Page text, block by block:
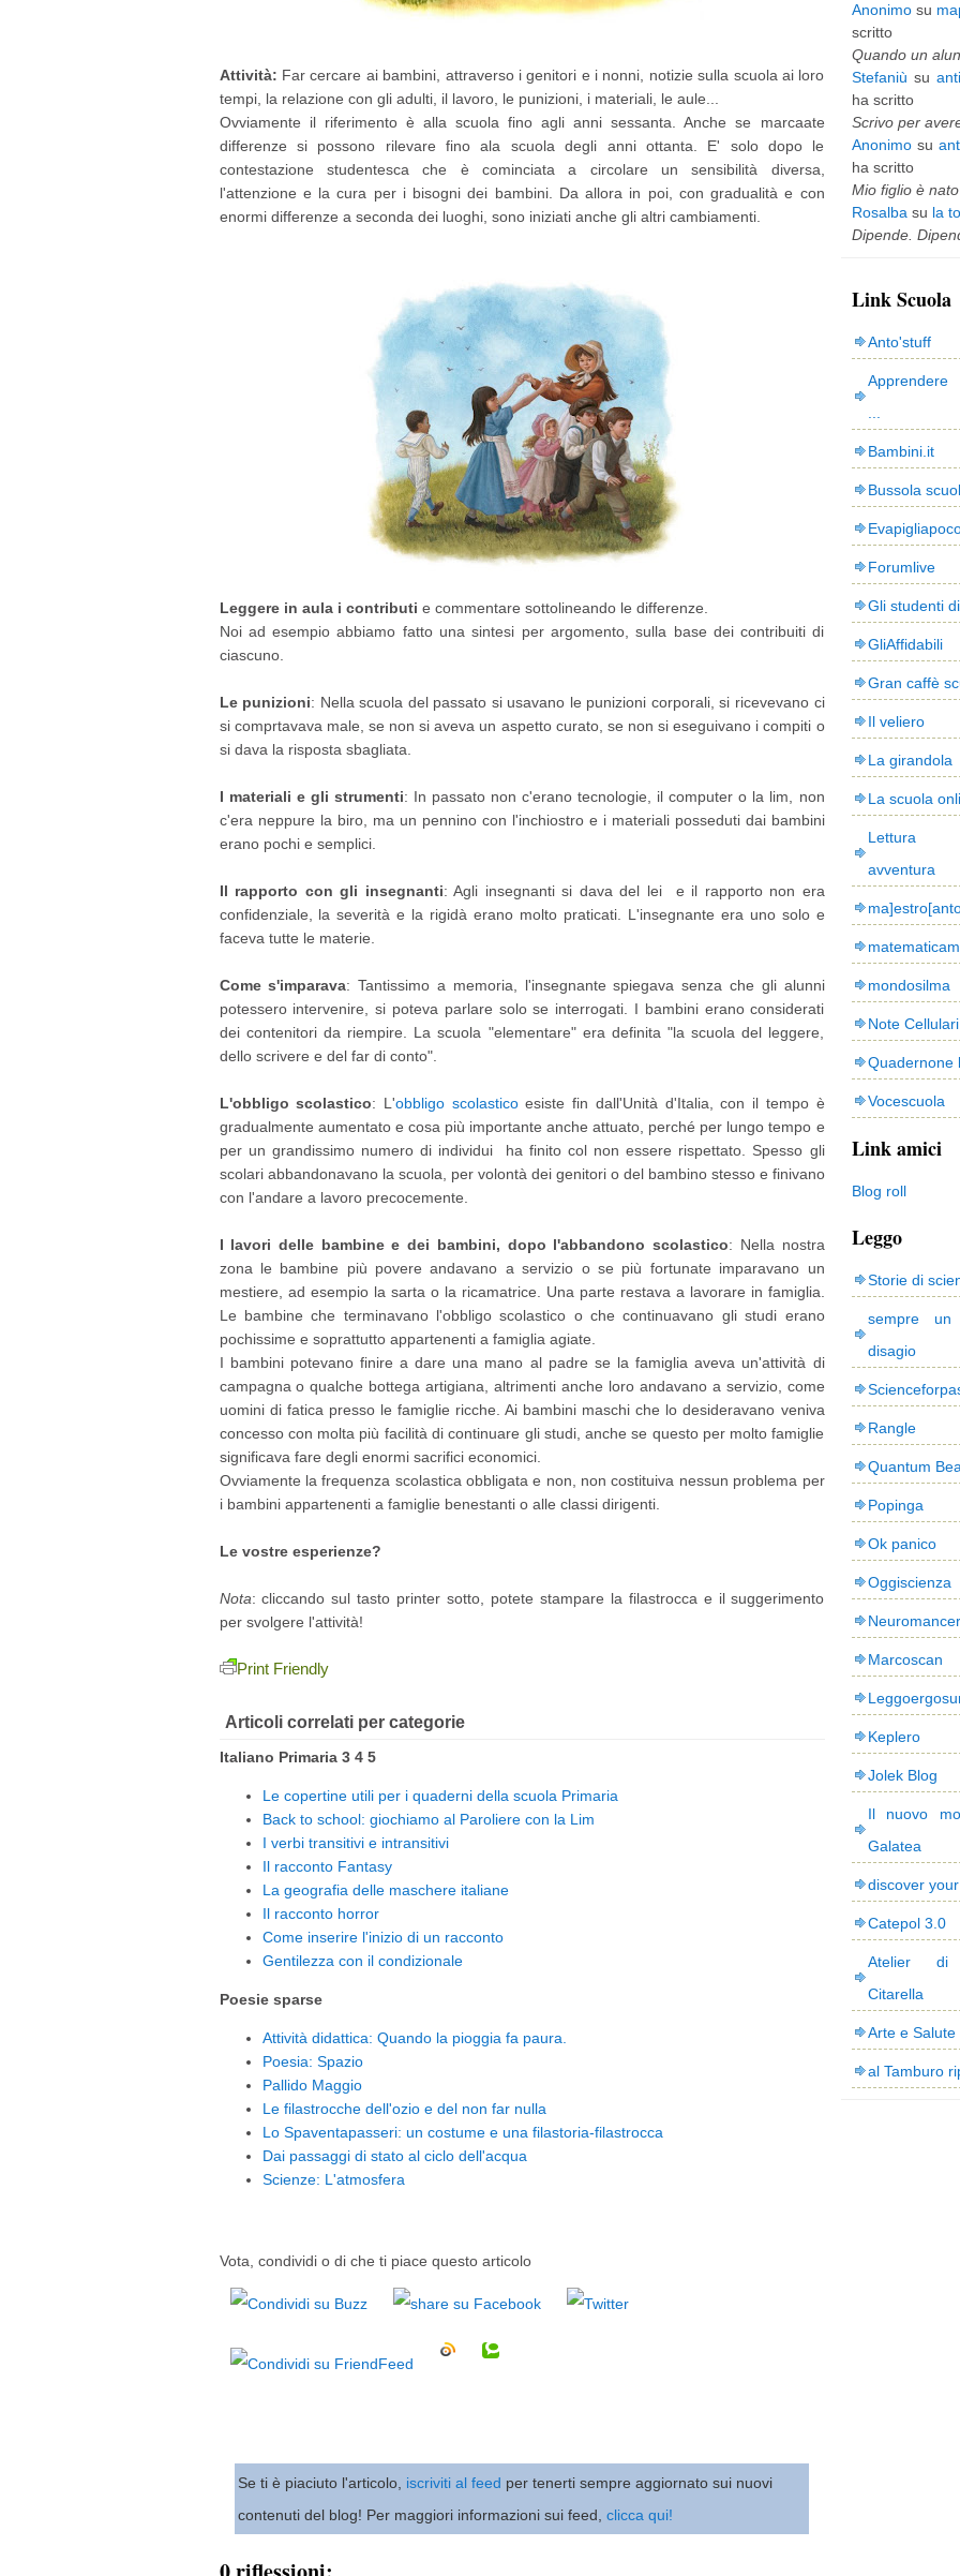
Attività: Far cercare ai bambini, attraverso i genitori e i nonni, notizie sulla scuola ai loro
tempi, la relazione con gli adulti, il lavoro, le punizioni, i materiali, le aule...
Ovviamente il riferimento è alla scuola fino agli anni sessanta. Anche se marcaate
differenze si possono rilevare fino ala scuola degli anni ottanta. E' solo dopo le
contestazione studentesca che è cominciata a circolare un sensibilità diversa,
l'attenzione e la cura per i bisogni dei bambini. Da allora in poi, con gradualità e con
enormi differenze a seconda dei luoghi, sono iniziati anche gli altri cambiamenti.
Leggere in aula i contributi e commentare sottolineando le differenze.
Noi ad esempio abbiamo fatto una sintesi per argomento, sulla base dei contribuiti di
ciascuno.
Le punizioni: Nella scuola del passato si usavano le punizioni corporali, si ricevevano ci
si comprtavava male, se non si aveva un aspetto curato, se non si eseguivano i compiti o
si dava la risposta sbagliata.
I materiali e gli strumenti: In passato non c'erano tecnologie, il computer o la lim, non
c'era neppure la biro, ma un pennino con l'inchiostro e i materiali posseduti dai bambini
erano pochi e semplici.
Il rapporto con gli insegnanti: Agli insegnanti si dava del lei e il rapporto non era
confidenziale, la severità e la rigidà erano molto praticati. L'insegnante era uno solo e
faceva tutte le materie.
Come s'imparava: Tantissimo a memoria, l'insegnante spiegava senza che gli alunni
potessero intervenire, si poteva parlare solo se interrogati. I bambini erano considerati
dei contenitori da riempire. La scuola "elementare" era definita "la scuola del leggere,
dello scrivere e del far di conto".
L'obbligo scolastico: L'obbligo scolasticoesiste fin dall'Unità d'Italia, con il tempo è
gradualmente aumentato e cosa più importante anche attuato, perché per lungo tempo e
per un grandissimo numero di individui ha finito col non essere rispettato. Spesso gli
scolari abbandonavano la scuola, per volontà dei genitori o del bambino stesso e finivano
con l'andare a lavoro precocemente.
I lavori delle bambine e dei bambini, dopo l'abbandono scolastico: Nella nostra
zona le bambine più povere andavano a servizio o se più fortunate imparavano un
mestiere, ad esempio la sarta o la ricamatrice. Una parte restava a lavorare in famiglia.
Le bambine che terminavano l'obbligo scolastico o che continuavano gli studi erano
pochissime e soprattutto appartenenti a famiglia agiate.
I bambini potevano finire a dare una mano al padre se la famiglia aveva un'attività di
campagna o qualche bottega artigiana, altrimenti anche loro andavano a servizio, come
uomini di fatica presso le famiglie ricche. Ai bambini maschi che lo desideravano veniva
concesso con molta più facilità di continuare gli studi, anche se questo per molto famiglie
significava fare degli enormi sacrifici economici.
Ovviamente la frequenza scolastica obbligata e non, non costituiva nessun problema per
i bambini appartenenti a famiglie benestanti o alle classi dirigenti.
Le vostre esperienze?
Nota: cliccando sul tasto printer sotto, potete stampare la filastrocca e il suggerimento
per svolgere l'attività!
Print Friendly
Articoli correlati per categorie
Italiano Primaria 3 4 5
Le copertine utili per i quaderni della scuola Primaria
Back to school: giochiamo al Paroliere con la Lim
I verbi transitivi e intransitivi
Il racconto Fantasy
La geografia delle maschere italiane
Il racconto horror
Come inserire l'inizio di un racconto
Gentilezza con il condizionale
Poesie sparse
Attività didattica: Quando la pioggia fa paura.
Poesia: Spazio
Pallido Maggio
Le filastrocche dell'ozio e del non far nulla
Lo Spaventapasseri: un costume e una filastoria-filastrocca
Dai passaggi di stato al ciclo dell'acqua
Scienze: L'atmosfera
Vota, condividi o di che ti piace questo articolo
Se ti è piaciuto l'articolo, iscriviti al feed per tenerti sempre aggiornato sui nuovi
contenuti del blog! Per maggiori informazioni sui feed, clicca qui!
Anonimosu
scritto
Quando un
Stefaniù su
ha scritto
Scrivo per avere
Anonimosu
ha scritto
Mio figlio è nato
Rosalba su la
Dipende.
Link Scuola
Anto'stuff
Bambini.it
Bussola
Forumlive
Gli studenti
GliAffidabili
Gran caffè
Il veliero
La girandola
La scuola
avventura
mondosilma
Note Cellulari
Quadernone
Vocescuola
Link amici
Blog roll
Leggo
Storie di
sempre
disagio
Rangle
Quantum
Popinga
Ok panico
Oggiscienza
Neuromancer
Marcoscan
Keplero
Jolek Blog
Il nuovo
Galatea
discover
Catepol 3.0
Atelier di
Citarella
Arte e Salute
al Tamburo